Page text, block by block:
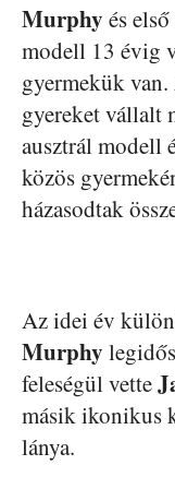
Murphy és
modell 13 évig
gyermekük
gyereket vállalt
ausztrál modell
közös
házasodtak
Az idei év
Murphy
feleségül vette
másik ikonikus
lánya.